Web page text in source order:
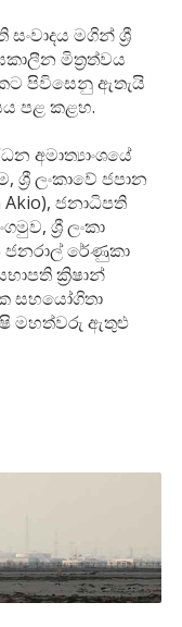
මගින් ශ්‍රී
මිත්‍රත්වය
පිවිසෙනු ඇතැයි
පළ කළහ.
අමාත්‍යාංශයේ
ලංකාවේ ජපාන
ජනාධිපති
ශ්‍රී ලංකා
රේණුකා
ක්‍රිෂාන්
සහයෝගිතා
මහත්වරු ඇතුළු